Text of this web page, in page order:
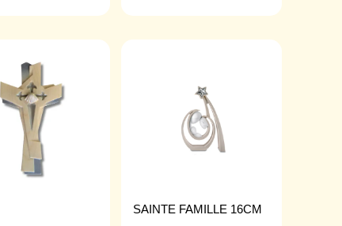
SAINTE FAMILLE 16CM